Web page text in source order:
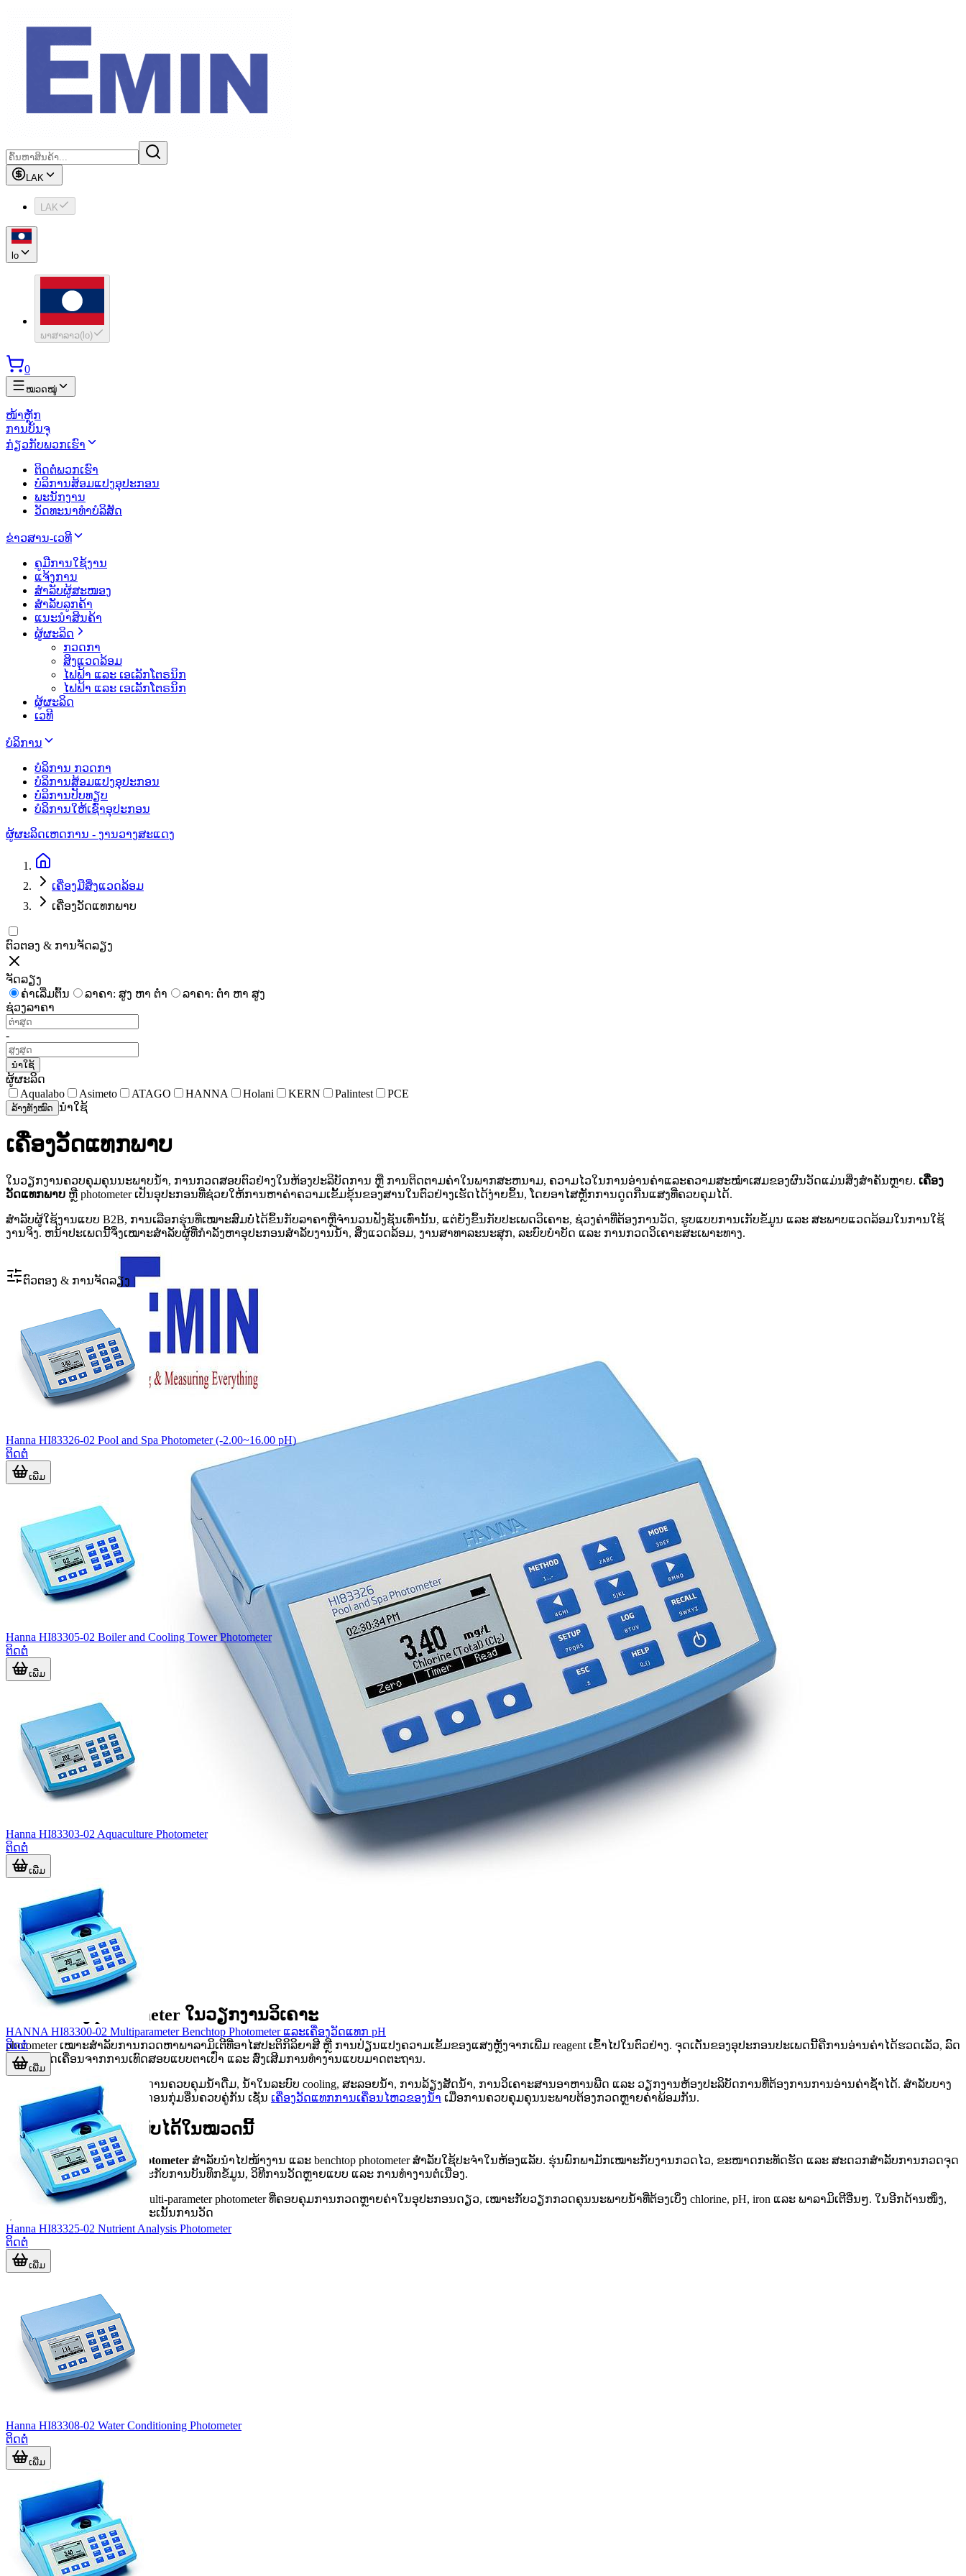
LAK
LAK
lo
ພາສາລາວ( lo)
0
ໝວດໝູ່
ໜ້າຫຼັກ
ການບັນຈຸ
ກ່ຽວກັບພວກເຮົາ
ຕິດຕໍ່ພວກເຮົາ
ບໍລິການສ້ອມແປງອຸປະກອນ
ພະນັກງານ
ວັດທະນາທຳບໍລິສັດ
ຂ່າວສານ-ເວທີ
ຄູມືການໃຊ້ງານ
ແຈ້ງການ
ສຳລັບຜູ້ສະໜອງ
ສຳລັບລູກຄ້າ
ແນະນຳສິນຄ້າ
ຜູ້ຜະລິດ
ກວດກາ
ສິງແວດລ້ອມ
ໄຟຟ້າ ແລະ ເອເລັກໂຕຣນິກ
ໄຟຟ້າ ແລະ ເອເລັກໂຕຣນິກ
ຜູ້ຜະລິດ
ເວທີ
ບໍລິການ
ບໍລິການ ກວດກາ
ບໍລິການສ້ອມແປງອຸປະກອນ
ບໍລິການປັບທຽບ
ບໍລິການໃຫ້ເຊົ່າອຸປະກອນ
ຜູ້ຜະລິດເຫດການ - ງານວາງສະແດງ
ເຄື່ອງມືສິ່ງແວດລ້ອມ
ເຄື່ອງວັດແທກພາບ
ຕົວຕອງ & ການຈັດລຽງ
ຈັດລຽງ
ຄ່າເລີ່ມຕົ້ນ
ລາຄາ: ສູງ ຫາ ຕໍ່າ
ລາຄາ: ຕໍ່າ ຫາ ສູງ
ຊ່ວງລາຄາ
-
ນຳໃຊ້
ຜູ້ຜະລິດ
Aqualabo
Asimeto ATAGO HANNA Holani KERN Palintest PCE
ລ້າງທັງໝົດ ນຳໃຊ້
ເຄື່ອງວັດແທກພາບ
ໃນວຽກງານຄວບຄຸມຄຸນນະພາບນ້ໍາ, ການກວດສອບຕົວຢ່າງໃນຫ້ອງປະລິບັດການ ຫຼື ການຕິດຕາມຄ່າໃນພາກສະຫນາມ, ຄວາມໄວໃນການອ່ານຄ່າແລະຄວາມສະໝໍາເສມຂອງຜົນວັດແມ່ນສິ່ງສຳຄັນຫຼາຍ. ເຄື່ອງ
ວັດແທກພາບ ຫຼື photometer ເປັນອຸປະກອນທີ່ຊ່ວຍໃຫ້ການຫາຄ່າຄວາມເຂັ້ມຂຸ້ນຂອງສານໃນຕົວຢ່າງເຮັດໄດ້ງ່າຍຂຶ້ນ, ໂດຍອາໄສຫຼັກການດູດກືນແສງທີ່ຄວບຄຸມໄດ້.
ສໍາລັບຜູ້ໃຊ້ງານແບບ B2B, ການເລືອກຮຸ່ນທີ່ເໝາະສົມບໍ່ໄດ້ຂຶ້ນກັບລາຄາຫຼືຈໍານວນຟັງຊັນເທົ່ານັ້ນ, ແຕ່ຍັງຂຶ້ນກັບປະເພດວິເຄາະ, ຊ່ວງຄ່າທີ່ຕ້ອງການວັດ, ຮູບແບບການເກັບຂໍ້ມູນ ແລະ ສະພາບແວດລ້ອມໃນການໃຊ້
ງານຈິງ. ຫນ້າປະເພດນີ້ຈຶ່ງເໝາະສຳລັບຜູ້ທີ່ກໍາລັງຫາອຸປະກອນສໍາລັບງານນ້ໍາ, ສິ່ງແວດລ້ອມ, ງານສາທາລະນະສຸກ, ລະບົບບໍາບັດ ແລະ ການກວດວິເຄາະສະເພາະທາງ.
ບົດບາດຂອງ photometer ໃນວຽກງານວິເຄາະ
photometer ເໝາະສໍາລັບການກວດຫາພາລາມິເຕີທີ່ອາໄສປະຕິກິລິຍາສີ ຫຼື ການປ່ຽນແປງຄວາມເຂັ້ມຂອງແສງຫຼັງຈາກເພີ່ມ reagent ເຂົ້າໄປໃນຕົວຢ່າງ. ຈຸດເດັ່ນຂອງອຸປະກອນປະເພດນີ້ຄືການອ່ານຄ່າໄດ້ຮວດເລັວ, ລົດ
ຄວາມຄາດເຄື່ອນຈາກການເທົດສອບແບບຕາເປົ່າ ແລະ ສົ່ງເສີມການທຳງານແບບມາດຕະຖານ.
ໃນງານຈິງ, ມັນຖືກນໍາໃຊ້ທັງໃນການຄວບຄຸມນ້ໍາດື່ມ, ນ້ໍາໃນລະບົບ cooling, ສະລອຍນ້ໍາ, ການລ້ຽງສັດນ້ໍາ, ການວິເຄາະສານອາຫານພືດ ແລະ ວຽກງານຫ້ອງປະລິບັດການທີ່ຕ້ອງການການອ່ານຄ່າຊໍ້າໄດ້. ສໍາລັບບາງ
ກໍລະນີ, ຜູ້ໃຊ້ອາດຕ້ອງເບິ່ງອຸປະກອນກຸ່ມອື່ນຄວບຄູ່ກັນ ເຊັ່ນ ເຄື່ອງວັດແທກການເຄື່ອນໄຫວຂອງນ້ໍາ ເມື່ອການຄວບຄຸມຄຸນນະພາບຕ້ອງກວດຫຼາຍຄ່າພ້ອມກັນ.
ຮູບແບບອຸປະກອນທີ່ພົບໄດ້ໃນໝວດນີ້
ໃນກຸ່ມນີ້ຈະພົບທັງportable photometer ສໍາລັບນໍາໄປໜ້າງານ ແລະ benchtop photometer ສໍາລັບໃຊ້ປະຈໍາໃນຫ້ອງແລັບ. ຮຸ່ນພົກພາມັກເໝາະກັບງານກວດໄວ, ຂະໜາດກະທັດຮັດ ແລະ ສະດວກສໍາລັບການກວດຈຸດ
ຕ່າງໆ. ສ່ວນຮຸ່ນຕັ້ງໂຕະຈະເໝາະກັບການບັນທຶກຂໍ້ມູນ, ວິທີການວັດຫຼາຍແບບ ແລະ ການທຳງານຕໍ່ເນື່ອງ.
ຕົວຢ່າງເຊັ່ນ PCE CP 21 ເປັນ multi-parameter photometer ທີ່ຄອບຄຸມການກວດຫຼາຍຄ່າໃນອຸປະກອນດຽວ, ເໝາະກັບວຽກກວດຄຸນນະພາບນ້ໍາທີ່ຕ້ອງເບິ່ງ chlorine, pH, iron ແລະ ພາລາມິເຕີອື່ນໆ. ໃນອີກດ້ານໜຶ່ງ,
ຮຸ່ນຢ່າງ HANNA HI97747C ຈະເນັ້ນການວັດ
ຕົວຕອງ & ການຈັດລຽງ
Hanna HI83326-02 Pool and Spa Photometer (-2.00~16.00 pH)
ຕິດຕໍ່
ເພີ່ມ
Hanna HI83305-02 Boiler and Cooling Tower Photometer
ຕິດຕໍ່
ເພີ່ມ
Hanna HI83303-02 Aquaculture Photometer
ຕິດຕໍ່
ເພີ່ມ
HANNA HI83300-02 Multiparameter Benchtop Photometer ແລະເຄື່ອງວັດແທກ pH
ຕິດຕໍ່
ເພີ່ມ
Hanna HI83325-02 Nutrient Analysis Photometer
ຕິດຕໍ່
ເພີ່ມ
Hanna HI83308-02 Water Conditioning Photometer
ຕິດຕໍ່
ເພີ່ມ